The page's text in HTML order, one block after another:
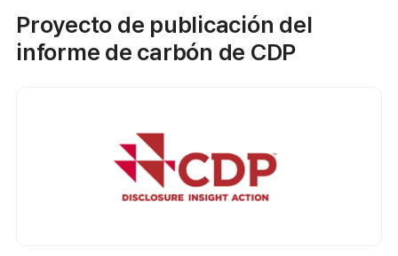
Proyecto de publicación del
informe de carbón de CDP